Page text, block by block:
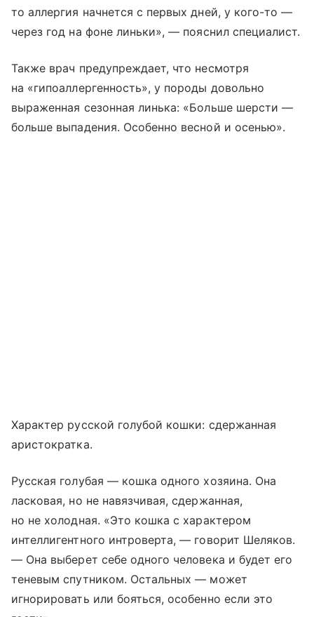
то аллергия начнется с первых дней, у кого-то —
через год на фоне линьки», — пояснил специалист.
Также врач предупреждает, что несмотря
на «гипоаллергенность», у породы довольно
выраженная сезонная линька: «Больше шерсти —
больше выпадения. Особенно весной и осенью».
Характер русской голубой кошки: сдержанная
аристократка.
Русская голубая — кошка одного хозяина. Она
ласковая, но не навязчивая, сдержанная,
но не холодная. «Это кошка с характером
интеллигентного интроверта, — говорит Шеляков.
— Она выберет себе одного человека и будет его
теневым спутником. Остальных — может
игнорировать или бояться, особенно если это